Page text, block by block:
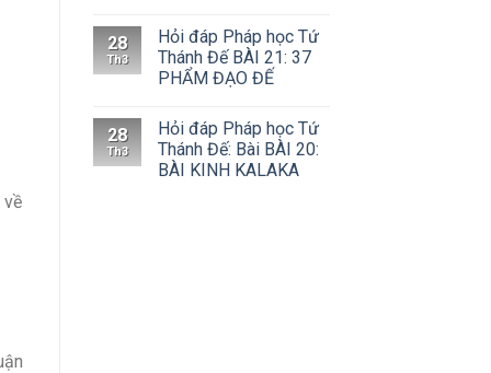
về
28
Th3
Hỏi đáp Pháp học Tứ
Thánh Đế BÀI 21: 37
PHẨM ĐẠO ĐẾ
28
Th3
Hỏi đáp Pháp học Tứ
Thánh Đế: Bài BÀI 20:
BÀI KINH KALAKA